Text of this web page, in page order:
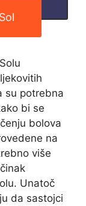
su potrebna
bi se
bolova
na
više
Unatoč
da sastojci